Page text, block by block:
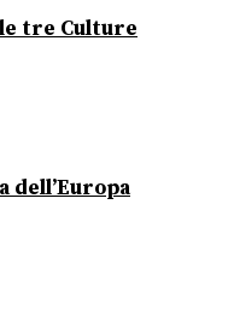
tre Culture
dell’Europa